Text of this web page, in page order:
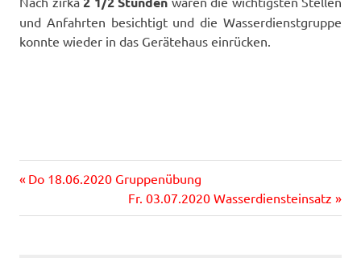
und Anfahrten besichtigt und die Wasserdienstgruppe
konnte wieder in das Gerätehaus einrücken.
Beitragsnavigation
Vorheriger
Do 18.06.2020 Gruppenübung
Nächster
Beitrag:
Fr. 03.07.2020 Wasserdiensteinsatz